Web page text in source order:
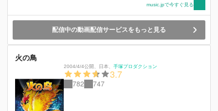
music.jpで今すぐ見る
配信中の動画配信サービスをもっと見る
火の鳥
2004/4/4公開 日本 手塚プロダクション
3.7
782 747